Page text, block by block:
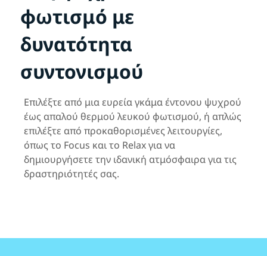
φωτισμό με
δυνατότητα
συντονισμού
Επιλέξτε από μια ευρεία γκάμα έντονου ψυχρού
έως απαλού θερμού λευκού φωτισμού, ή απλώς
επιλέξτε από προκαθορισμένες λειτουργίες,
όπως το Focus και το Relax για να
δημιουργήσετε την ιδανική ατμόσφαιρα για τις
δραστηριότητές σας.